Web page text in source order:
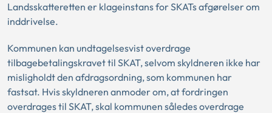
Landsskatteretten er klageinstans for SKATs afgørelser om
inddrivelse.
Kommunen kan undtagelsesvist overdrage
tilbagebetalingskravet til SKAT, selvom skyldneren ikke har
misligholdt den afdragsordning, som kommunen har
fastsat. Hvis skyldneren anmoder om, at fordringen
overdrages til SKAT, skal kommunen således overdrage